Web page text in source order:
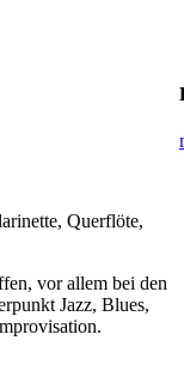
Querflöte,
vor allem bei den
Jazz, Blues,